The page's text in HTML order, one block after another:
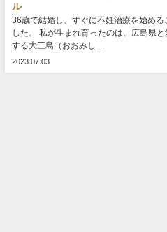
ル
36歳で結婚し、すぐに不妊治療を始め
した。 私が生まれ育ったのは、広島県
する大三島（おおみし...
2023.07.03